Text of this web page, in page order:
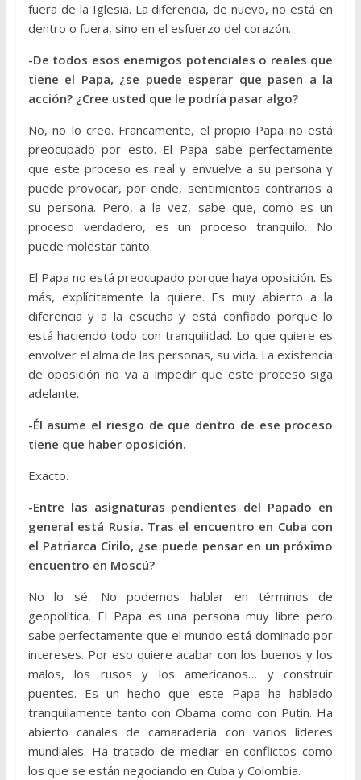
fuera de la Iglesia. La diferencia, de nuevo, no está en
dentro o fuera, sino en el esfuerzo del corazón.
-De todos esos enemigos potenciales o reales que
tiene el Papa, ¿se puede esperar que pasen a la
acción? ¿Cree usted que le podría pasar algo?
No, no lo creo. Francamente, el propio Papa no está
preocupado por esto. El Papa sabe perfectamente
que este proceso es real y envuelve a su persona y
puede provocar, por ende, sentimientos contrarios a
su persona. Pero, a la vez, sabe que, como es un
proceso verdadero, es un proceso tranquilo. No
puede molestar tanto.
El Papa no está preocupado porque haya oposición. Es
más, explícitamente la quiere. Es muy abierto a la
diferencia y a la escucha y está confiado porque lo
está haciendo todo con tranquilidad. Lo que quiere es
envolver el alma de las personas, su vida. La existencia
de oposición no va a impedir que este proceso siga
adelante.
-Él asume el riesgo de que dentro de ese proceso
tiene que haber oposición.
Exacto.
-Entre las asignaturas pendientes del Papado en
general está Rusia. Tras el encuentro en Cuba con
el Patriarca Cirilo, ¿se puede pensar en un próximo
encuentro en Moscú?
No lo sé. No podemos hablar en términos de
geopolítica. El Papa es una persona muy libre pero
sabe perfectamente que el mundo está dominado por
intereses. Por eso quiere acabar con los buenos y los
malos, los rusos y los americanos… y construir
puentes. Es un hecho que este Papa ha hablado
tranquilamente tanto con Obama como con Putin. Ha
abierto canales de camaradería con varios líderes
mundiales. Ha tratado de mediar en conflictos como
los que se están negociando en Cuba y Colombia.